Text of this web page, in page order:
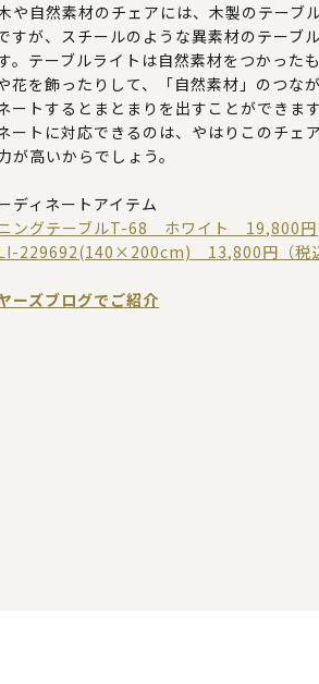
や自然素材のチェアには、木製のテーブ
すが、スチールのような異素材のテーブ
。テーブルライトは自然素材をつかった
花を飾ったりして、「自然素材」のつな
ートするとまとまりを出すことができま
ートに対応できるのは、やはりこのチェ
が高いからでしょう。
ディネートアイテム
ングテーブルT-68 ホワイト 19,800円
229692(140×200cm) 13,800円（税
ーズブログでご紹介